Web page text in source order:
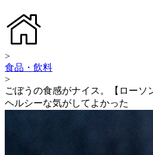
>
食品・飲料
>
ごぼうの食感がナイス。【ローソ
ヘルシーな気がしてよかった